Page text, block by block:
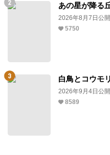
あの星が降る
2026年8月7日公開
5750
白鳥とコウモリ
2026年9月4日公開
8589